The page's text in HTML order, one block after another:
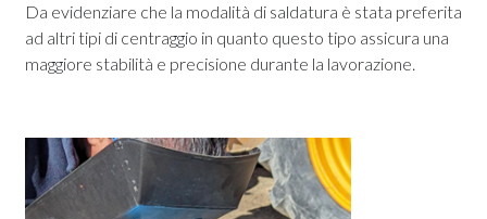
Da evidenziare che la modalità di saldatura è stata preferita
ad altri tipi di centraggio in quanto questo tipo assicura una
maggiore stabilità e precisione durante la lavorazione.